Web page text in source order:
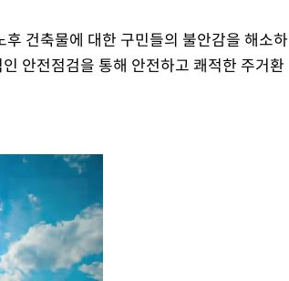
건축물에 대한 구민들의 불안감을 해소하
안전점검을 통해 안전하고 쾌적한 주거환